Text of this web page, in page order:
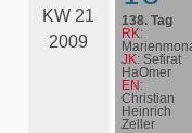
KW 21
2009
138. Tag
RK:
JK: Sefirat
HaOmer
EN:
Christian
Heinrich
Zeller